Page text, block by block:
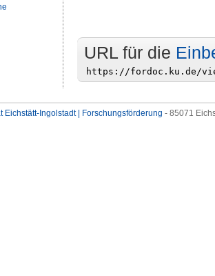
URL für die
Eichstätt-Ingolstadt | Forschungsförderung - 85071